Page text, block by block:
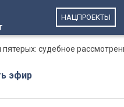
НАЦПРОЕКТЫ
пятерых: судебное
эфир